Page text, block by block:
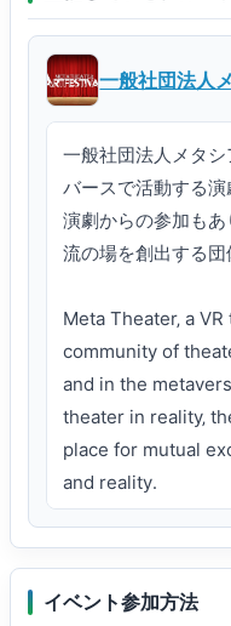
一般社団法人
一般社団法人メタ
バースで活動する
演劇からの参加も
流の場を創出する団
Meta Theater‚ a
community of
and in the
theater in reality‚
place for mutual
and reality․
イベント参加方法